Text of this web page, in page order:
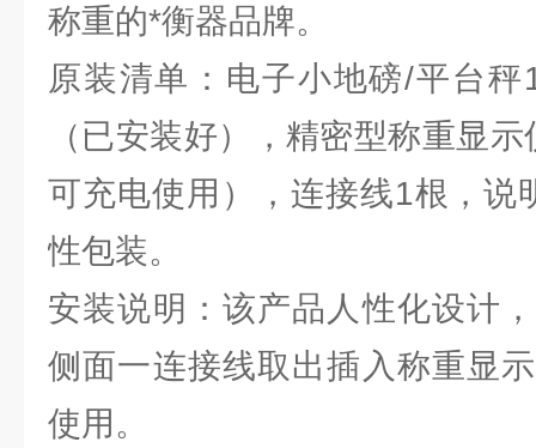
称重的*衡器品牌。
原装清单：电子小地磅/平台
（已安装好），精密型称重显
可充电使用），连接线1根，说
性包装。
安装说明：该产品人性化设计
侧面一连接线取出插入称重显
使用。